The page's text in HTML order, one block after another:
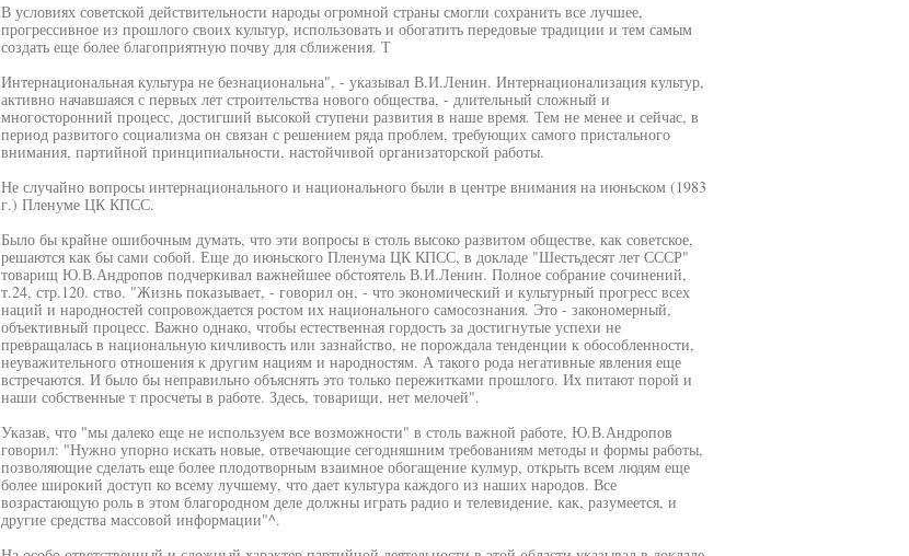
В условиях советской действительности народы огромной страны смогли сохранить все лучшее,
прогрессивное из прошлого своих культур, использовать и обогатить передовые традиции и тем самым
создать еще более благоприятную почву для сближения. Т
Интернациональная культура не безнациональна", - указывал В.И.Ленин. Интернационализация культур,
активно начавшаяся с первых лет строительства нового общества, - длительный сложный и
многосторонний процесс, достигший высокой ступени развития в наше время. Тем не менее и сейчас, в
период развитого социализма он связан с решением ряда проблем, требующих самого пристального
внимания, партийной принципиальности, настойчивой организаторской работы.
Не случайно вопросы интернационального и национального были в центре внимания на июньском (1983
г.) Пленуме ЦК КПСС.
Было бы крайне ошибочным думать, что эти вопросы в столь высоко развитом обществе, как советское,
решаются как бы сами собой. Еще до июньского Пленума ЦК КПСС, в докладе "Шестьдесят лет СССР"
товарищ Ю.В.Андропов подчеркивал важнейшее обстоятель В.И.Ленин. Полное собрание сочинений,
т.24, стр.120. ство. "Жизнь показывает, - говорил он, - что экономический и культурный прогресс всех
наций и народностей сопровождается ростом их национального самосознания. Это - закономерный,
объективный процесс. Важно однако, чтобы естественная гордость за достигнутые успехи не
превращалась в национальную кичливость или зазнайство, не порождала тенденции к обособленности,
неуважительного отношения к другим нациям и народностям. А такого рода негативные явления еще
встречаются. И было бы неправильно объяснять это только пережитками прошлого. Их питают порой и
наши собственные т просчеты в работе. Здесь, товарищи, нет мелочей".
Указав, что "мы далеко еще не используем все возможности" в столь важной работе, Ю.В.Андропов
говорил: "Нужно упорно искать новые, отвечающие сегодняшним требованиям методы и формы работы,
позволяющие сделать еще более плодотворным взаимное обогащение кулмур, открыть всем людям еще
более широкий доступ ко всему лучшему, что дает культура каждого из наших народов. Все
возрастающую роль в этом благородном деле должны играть радио и телевидение, как, разумеется, и
другие средства массовой информации"^.